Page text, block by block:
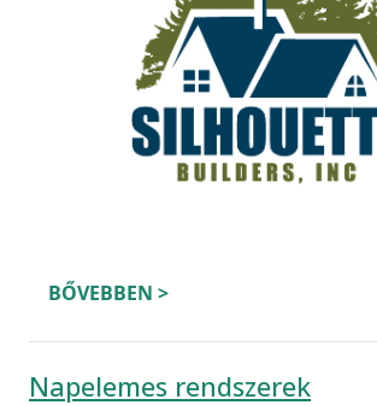
BŐVEBBEN >
Napelemes rendszerek